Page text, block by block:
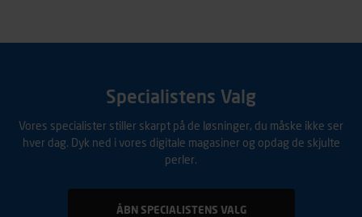
Specialistens Valg
Vores specialister stiller skarpt på de løsninger, du måske ikke ser
hver dag. Dyk ned i vores digitale magasiner og opdag de skjulte
perler.
ÅBN SPECIALISTENS VALG